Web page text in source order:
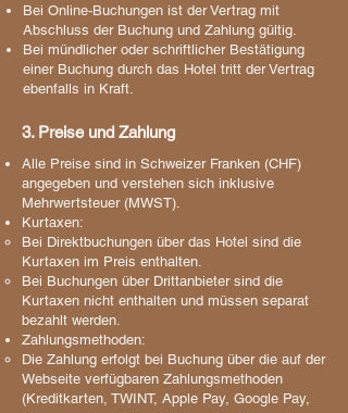
Bei Online-Buchungen ist der Vertrag mit
Abschluss der Buchung und Zahlung gültig.
Bei mündlicher oder schriftlicher Bestätigung
einer Buchung durch das Hotel tritt der Vertrag
ebenfalls in Kraft.
3. Preise und Zahlung
Alle Preise sind in Schweizer Franken (CHF)
angegeben und verstehen sich inklusive
Mehrwertsteuer (MWST).
Kurtaxen:
Bei Direktbuchungen über das Hotel sind die
Kurtaxen im Preis enthalten.
Bei Buchungen über Drittanbieter sind die
Kurtaxen nicht enthalten und müssen separat
bezahlt werden.
Zahlungsmethoden:
Die Zahlung erfolgt bei Buchung über die auf der
Webseite verfügbaren Zahlungsmethoden
(Kreditkarten, TWINT, Apple Pay, Google Pay,